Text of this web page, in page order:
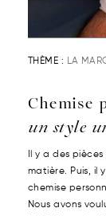
THÈME : LA
Chemise
un style
Il y a des
matière. Puis, il
chemise
Nous avons